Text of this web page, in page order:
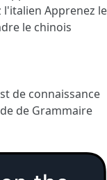
l'italien Apprenez le
le chinois
de connaissance
de Grammaire